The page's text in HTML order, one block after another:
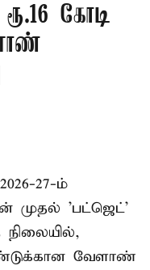
கோடி
27-ம்
முதல் 'பட்ஜெட்'
வேளாண்